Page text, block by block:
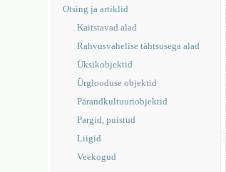
Otsing ja artiklid
Kaitstavad alad
Rahvusvahelise tähtsusega alad
Üksikobjektid
Ürglooduse objektid
Pärandkultuuriobjektid
Pargid, puistud
Liigid
Veekogud